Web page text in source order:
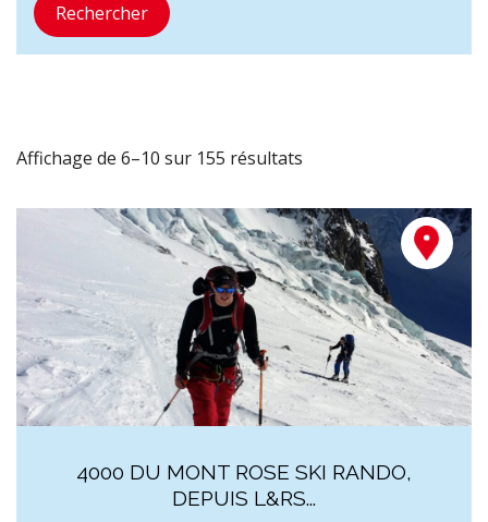
Rechercher
Affichage de 6–10 sur 155 résultats
4000 DU MONT ROSE SKI RANDO,
DEPUIS L&RS...